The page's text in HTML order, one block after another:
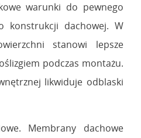
warunki do pewnego
konstrukcji dachowej. W
stanowi lepsze
podczas montażu.
likwiduje odblaski
Membrany dachowe